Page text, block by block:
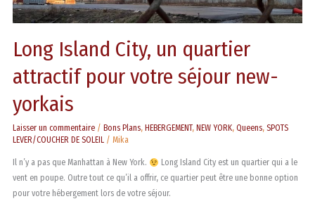
Long Island City, un quartier
attractif pour votre séjour new-
yorkais
Laisser un commentaire / Bons Plans, HEBERGEMENT, NEW YORK,Queens,SPOTS
LEVER/COUCHER DE SOLEIL /Mika
Il n’y a pas que Manhattan à New York.
Long Island City est un quartier qui a le
vent en poupe. Outre tout ce qu’il a offrir, ce quartier peut être une bonne option
pour votre hébergement lors de votre séjour.